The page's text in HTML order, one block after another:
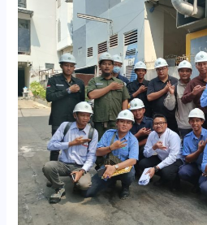
K3
Genset
(Diesel)
Tgl
19-
22
Juni
2023